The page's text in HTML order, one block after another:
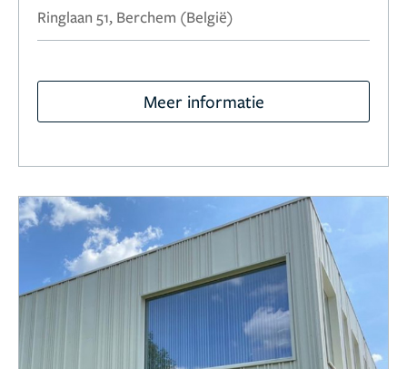
Ringlaan 51, Berchem (België)
Meer informatie